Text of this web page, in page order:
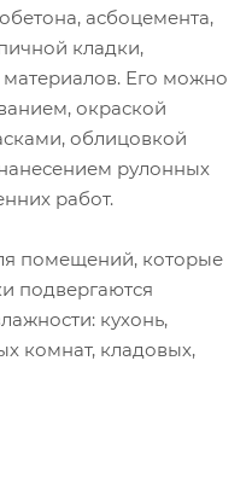
асбоцемента,
кладки,
Его можно
окраской
облицовкой
рулонных
работ.
помещений, которые
подвергаются
кухонь,
комнат, кладовых,